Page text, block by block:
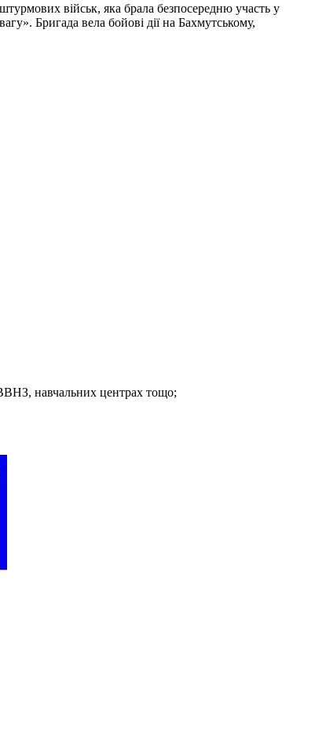
військ, яка брала безпосередню участь у
Бригада вела бойові дії на Бахмутському,
навчальних центрах тощо;